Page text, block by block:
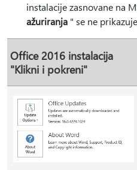
instalacije zasnovane na
ažuriranja " se ne
Office 2016 instalacija
"Klikni i pokreni"